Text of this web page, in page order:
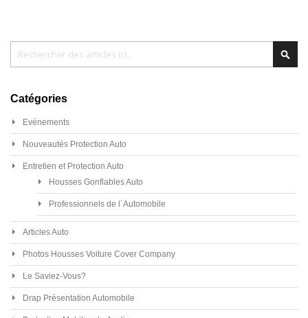
Catégories
Evénements
Nouveautés Protection Auto
Entretien et Protection Auto
Housses Gonflables Auto
Professionnels de l´Automobile
Articles Auto
Photos Housses Voiture Cover Company
Le Saviez-Vous?
Drap Présentation Automobile